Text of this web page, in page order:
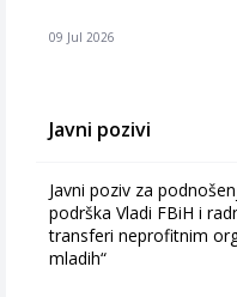
09 Jul 2026
Javni pozivi
Javni poziv za
podrška Vladi FBiH i
transferi neprofitnim
mladih“